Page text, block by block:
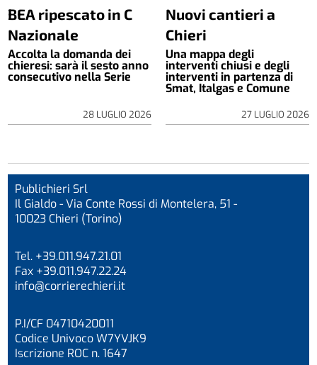
BEA ripescato in C
Nazionale
Accolta la domanda dei
chieresi: sarà il sesto anno
consecutivo nella Serie
28 LUGLIO 2026
Nuovi cantieri a
Chieri
Una mappa degli
interventi chiusi e degli
interventi in partenza di
Smat, Italgas e Comune
27 LUGLIO 2026
Publichieri Srl
Il Gialdo - Via Conte Rossi di Montelera, 51 -
10023 Chieri (Torino)
Tel. +39.011.947.21.01
Fax +39.011.947.22.24
info@corrierechieri.it
P.I/CF 04710420011
Codice Univoco W7YVJK9
Iscrizione ROC n. 1647